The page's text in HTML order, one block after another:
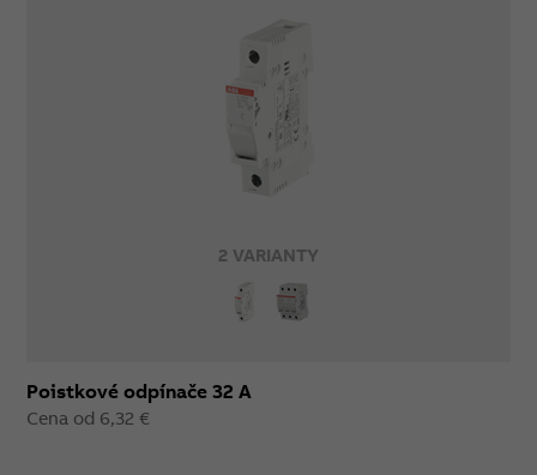
2 VARIANTY
Poistkové odpínače 32 A
Cena od 6,32 €